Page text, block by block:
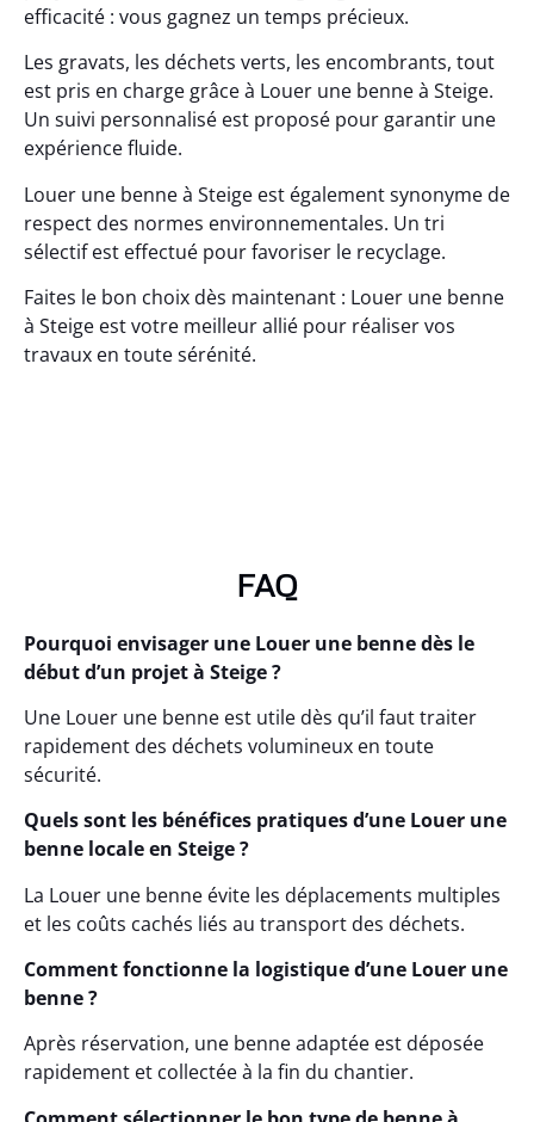
efficacité : vous gagnez un temps précieux.
Les gravats, les déchets verts, les encombrants, tout
est pris en charge grâce à Louer une benne à Steige.
Un suivi personnalisé est proposé pour garantir une
expérience fluide.
Louer une benne à Steige est également synonyme de
respect des normes environnementales. Un tri
sélectif est effectué pour favoriser le recyclage.
Faites le bon choix dès maintenant : Louer une benne
à Steige est votre meilleur allié pour réaliser vos
travaux en toute sérénité.
FAQ
Pourquoi envisager une Louer une benne dès le
début d’un projet à Steige ?
Une Louer une benne est utile dès qu’il faut traiter
rapidement des déchets volumineux en toute
sécurité.
Quels sont les bénéfices pratiques d’une Louer une
benne locale en Steige ?
La Louer une benne évite les déplacements multiples
et les coûts cachés liés au transport des déchets.
Comment fonctionne la logistique d’une Louer une
benne ?
Après réservation, une benne adaptée est déposée
rapidement et collectée à la fin du chantier.